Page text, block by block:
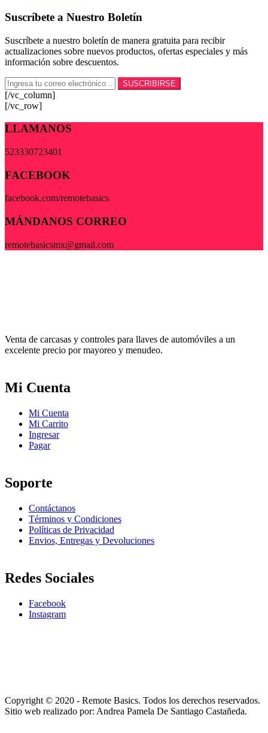
Suscríbete a Nuestro Boletín
Suscríbete a nuestro boletín de manera gratuita para recibir
actualizaciones sobre nuevos productos, ofertas especiales y más
información sobre descuentos.
[/vc_column]
[/vc_row]
LLAMANOS
523330723401
FACEBOOK
facebook.com/remotebasics
MÁNDANOS CORREO
remotebasicsmx@gmail.com
Venta de carcasas y controles para llaves de automóviles a un
excelente precio por mayoreo y menudeo.
Mi Cuenta
Mi Cuenta
Mi Carrito
Ingresar
Pagar
Soporte
Contáctanos
Términos y Condiciones
Políticas de Privacidad
Envios, Entregas y Devoluciones
Redes Sociales
Facebook
Instagram
Copyright © 2020 - Remote Basics. Todos los derechos reservados.
Sitio web realizado por: Andrea Pamela De Santiago Castañeda.